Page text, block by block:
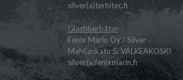
silver(a)terhitec.fi
Glasfiberbåtar
Fenix Marin Oy / Silver
Mahliankatu 5, VALKEAKOSKI
silver(a)fenixmarin.fi